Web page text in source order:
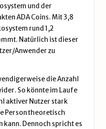
und der
ADA Coins. Mit 3,8
rund 1,2
Natürlich ist dieser
Anwender zu
die Anzahl
So könnte im Laufe
aktiver Nutzer stark
Person theoretisch
Dennoch spricht es